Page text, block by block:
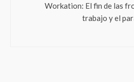
Workation: El fin de las
trabajo y el